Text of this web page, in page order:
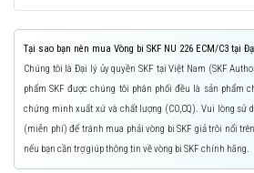
Tại sao bạn nên mua Vòng bi SKF NU 226 ECM/C3 tại
Chúng tôi là Đại lý ủy quyền SKF tại Việt Nam (SKF
phẩm SKF được chúng tôi phân phối đều là sản phẩm
chứng minh xuất xứ và chất lượng (CO,CQ). Vui lòng sử
(miễn phí) để tránh mua phải vòng bi SKF giả trôi nổi
nếu bạn cần trợ giúp thông tin về vòng bi SKF chính hãng.